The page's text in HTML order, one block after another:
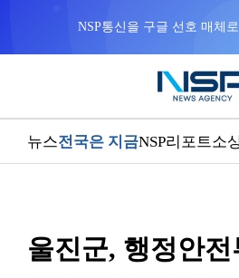
NSP통신을 구글 선호 매체
뉴스전국은 지금NSP리포트소
울진군, 행정안전